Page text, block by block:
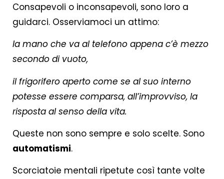
Consapevoli o inconsapevoli, sono loro a
guidarci. Osserviamoci un attimo:
la mano che va al telefono appena c’è mezzo
secondo di vuoto,
il frigorifero aperto come se al suo interno
potesse essere comparsa, all’improvviso, la
risposta al senso della vita.
Queste non sono sempre e solo scelte. Sono
automatismi.
Scorciatoie mentali ripetute così tante volte